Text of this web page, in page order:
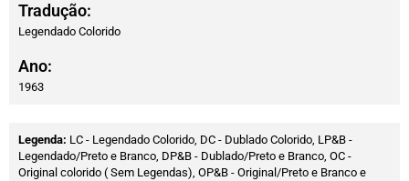
Tradução:
Legendado Colorido
Ano:
1963
Legenda: LC - Legendado Colorido, DC - Dublado Colorido, LP&B -
Legendado/Preto e Branco, DP&B - Dublado/Preto e Branco, OC -
Original colorido ( Sem Legendas), OP&B - Original/Preto e Branco e